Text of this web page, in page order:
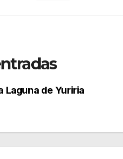
Laguna de Yuriria